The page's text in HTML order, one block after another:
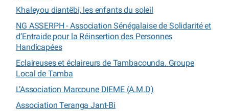
Khaleyou diantëbi, les enfants du soleil
NG ASSERPH - Association Sénégalaise de Solidarité et
d’Entraide pour la Réinsertion des Personnes
Handicapées
Eclaireuses et éclaireurs de Tambacounda. Groupe
Local de Tamba
L’Association Marcoune DIEME (A.M.D)
Association Teranga Jant-Bi